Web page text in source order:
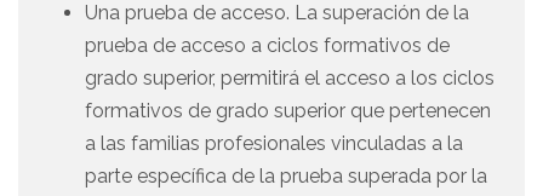
Una prueba de acceso. La superación de la
prueba de acceso a ciclos formativos de
grado superior, permitirá el acceso a los ciclos
formativos de grado superior que pertenecen
a las familias profesionales vinculadas a la
parte específica de la prueba superada por la